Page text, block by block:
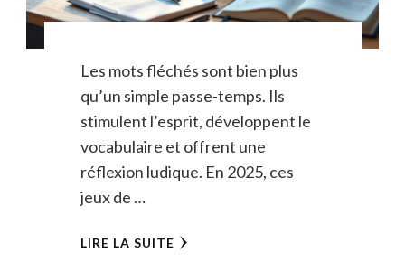
Les mots fléchés sont bien plus
qu’un simple passe-temps. Ils
stimulent l’esprit, développent le
vocabulaire et offrent une
réflexion ludique. En 2025, ces
jeux de …
LIRE LA SUITE